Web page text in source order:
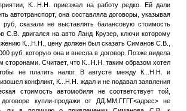
К...Н.Н.
приезжал на работу редко. Ей дали
автотранспорт, она составляла договоры, указывая
сказали не выставлять балансовую стоимость
С.В. двигался на авто Ланд Крузер, ключи которому
К...Н.Н.
, цену должен был сказать Симанов С.В.,
руб, которую она и внесла в договор. Позже видела
сторонами. Считает, чтоК...Н.Н. таким образом хотел
не платить налог. В августе между К...Н.Н.
и
конфликт,К...Н.Н.
ждал и не подавал заявления
стоимость автомобиля не соответствует той,
купли-продажи от ДД.ММ.ГГГГ<адрес>не